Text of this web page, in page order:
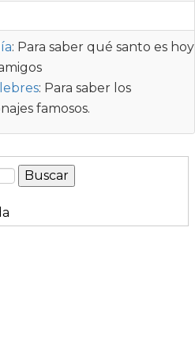
: Para saber qué santo es hoy
: Para saber los
famosos.